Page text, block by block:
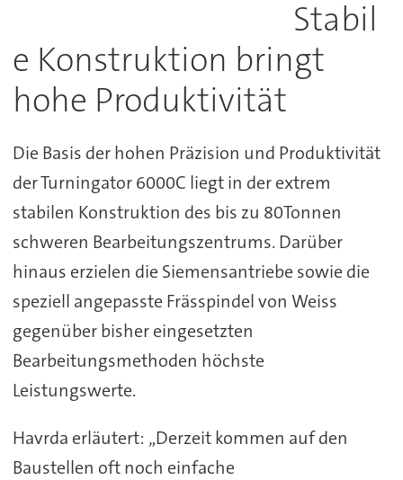
Stabil
e Konstruktion bringt
hohe Produktivität
Die Basis der hohen Präzision und Produktivität
der Turningator 6000C liegt in der extrem
stabilen Konstruktion des bis zu 80Tonnen
schweren Bearbeitungszentrums. Darüber
hinaus erzielen die Siemensantriebe sowie die
speziell angepasste Frässpindel von Weiss
gegenüber bisher eingesetzten
Bearbeitungsmethoden höchste
Leistungswerte.
Havrda erläutert: „Derzeit kommen auf den
Baustellen oft noch einfache